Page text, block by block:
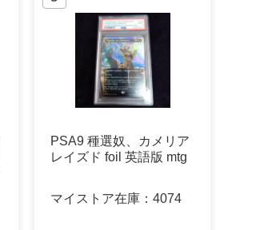
PSA9 種選奴、カメリア
レイズド foil 英語版 mtg
マイストア在庫： 4074